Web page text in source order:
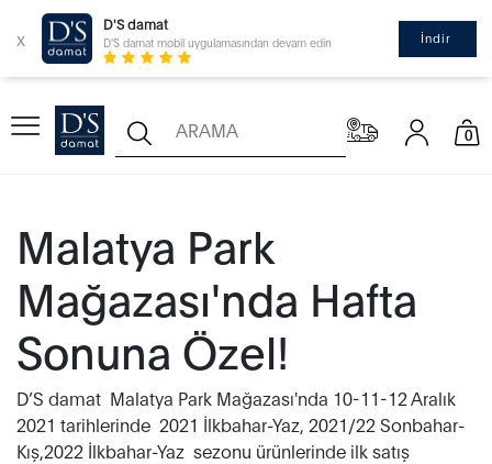
x
D'S damat
D'S damat mobil uygulamasından devam edin İndir
0
Malatya Park
Mağazası'nda Hafta
Sonuna Özel!
D’S damat Malatya Park Mağazası'nda 10-11-12 Aralık
2021 tarihlerinde 2021 İlkbahar-Yaz, 2021/22 Sonbahar-
Kış,2022 İlkbahar-Yaz sezonu ürünlerinde ilk satış